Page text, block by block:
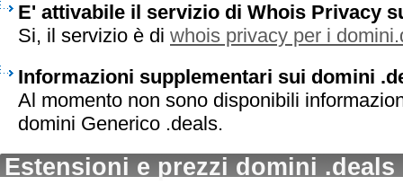
E' attivabile il servizio di Whois Privacy
Si, il servizio è di whois privacy per i
Informazioni supplementari sui domini
Al momento non sono disponibili
domini Generico .deals.
Estensioni e prezzi domini .deals